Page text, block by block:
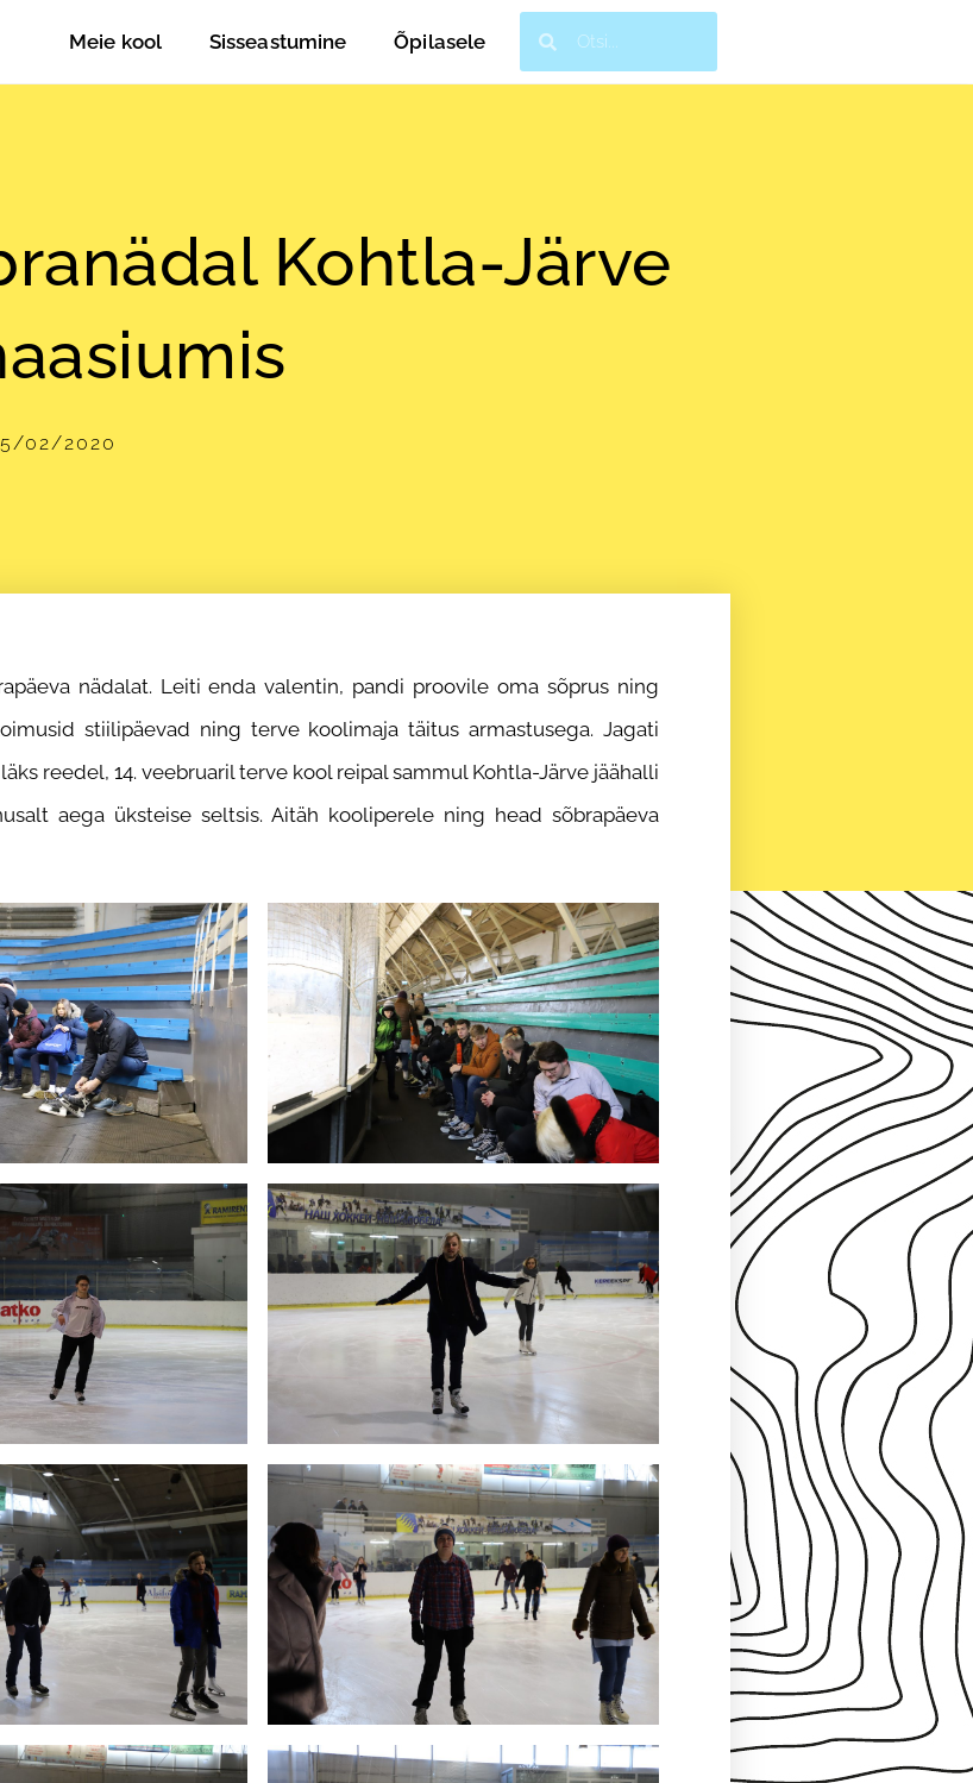
Meie kool Sisseastumine Õpilasele
Kohtla-Järve
02/2020
nädalat. Leiti enda valentin, pandi proovile oma sõprus ning
stiilipäevad ning terve koolimaja täitus armastusega. Jagati
reedel, 14. veebruaril terve kool reipal sammul Kohtla-Järve jäähalli
aega üksteise seltsis. Aitäh kooliperele ning head sõbrapäeva